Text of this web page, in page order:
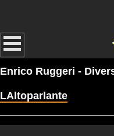
Enrico Ruggeri -
LAltoparlante